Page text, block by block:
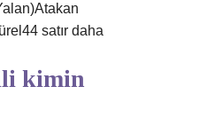
satır daha
kimin